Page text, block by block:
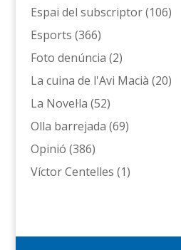
Espai del subscriptor(106)
Esports (366)
Foto denúncia (2)
La cuina de l'Avi Macià (20)
La Novel·la (52)
Olla barrejada (69)
Opinió (386)
Víctor Centelles (1)